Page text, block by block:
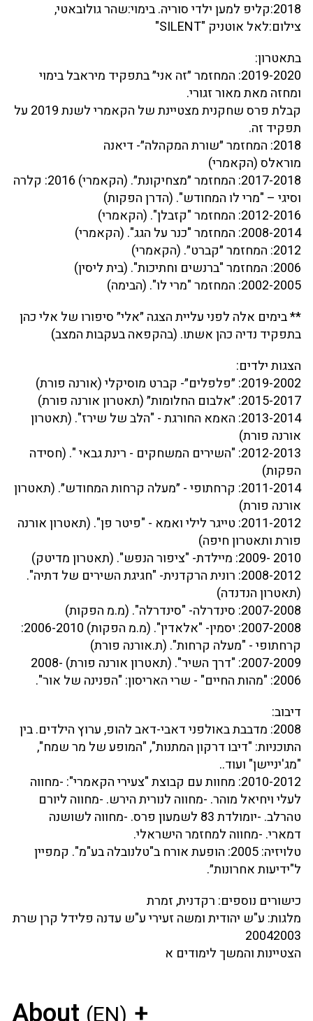
2018:קליפ למען ילדי סוריה. בימוי:שהר גולובאטי,
צילום:לאל אוטניק "SILENT"
בתאטרון:
2019-2020: המחזמר ״זה אני״ בתפקיד מיראבל בימוי
ומחזה מאת מאור זגורי.
קבלת פרס שחקנית מצטיינת של הקאמרי לשנת 2019 על
תפקיד זה.
2018: המחזמר ״שורת המקהלה״- דיאנה
מוראלס (הקאמרי)
2017-2018: המחזמר ״מצחיקונת״. (הקאמרי) 2016: קלרה
וסיגי – "מרי לו המחודש". (הדרן הפקות)
2012-2016: המחזמר "קזבלן". (הקאמרי)
2008-2014: המחזמר "כנר על הגג". (הקאמרי)
2012: המחזמר ״קברט״. (הקאמרי)
2006: המחזמר "ברנשים וחתיכות". (בית ליסין)
2002-2005: המחזמר "מרי לו". (הבימה)
** בימים אלה לפני עליית הצגה ״אלי״ סיפורו של אלי כהן
בתפקיד נדיה כהן אשתו. (בהקפאה בעקבות המצב)
הצגות ילדים:
2019-2002: ״פלפלים״- קברט מוסיקלי (אורנה פורת)
2015-2017: ״אלבום החלומות״ (תאטרון אורנה פורת)
2013-2014: האמא החורגת - "הלב של שירז". (תאטרון
אורנה פורת)
2012-2013: "השירים המשחקים - רינת גבאי ". (חסידה
הפקות)
2011-2014: קרחתופי - ״מעלה קרחות המחודש״. (תאטרון
אורנה פורת)
2011-2012: טייגר לילי ואמא - "פיטר פן". (תאטרון אורנה
פורת ותאטרון חיפה)
2010 -2009: מיילדת- "ציפור הנפש". (תאטרון מדיטק)
2008-2012: רונית הרקדנית- "חגיגת השירים של דתיה".
(תאטרון הנדנדה)
2007-2008: סינדרלה- "סינדרלה". (מ.מ הפקות)
2007-2008: יסמין- "אלאדין". (מ.מ הפקות) 2006-2010:
קרחתופי - "מעלה קרחות". (ת.אורנה פורת)
2007-2009: "דרך השיר". (תאטרון אורנה פורת) 2008-
2006: "מהות החיים" - שרי האריסון: "הפנינה של אור".
דיבוב:
2008: מדבבת באולפני דאבי-דאב להופ, ערוץ הילדים. בין
התוכניות: "דיבו דרקון המתנות", "המופע של מר שמח",
"מג'יניישן" ועוד..
2010-2012: מחוות עם קבוצת "צעירי הקאמרי": -מחווה
לעלי ויחיאל מוהר. -מחווה לנורית הירש. -מחווה ליורם
טהרלב. -יומולדת 83 לשמעון פרס. -מחווה לשושנה
דמארי. -מחווה למחזמר הישראלי.
טלויזיה: 2005: הופעת אורח ב"טלנובלה בע"מ". קמפיין
ל"ידיעות אחרונות״.
כישורים נוספים: רקדנית, זמרת
מלגות: ע"ש יהודית ומשה זעירי ע"ש עדנה פלידל קרן שרת
20042003
הצטיינות והמשך לימודים א